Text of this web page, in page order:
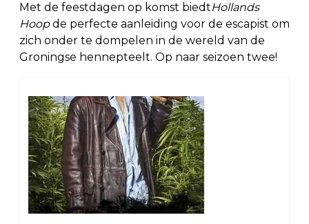
Met de feestdagen op komst biedtHollands
Hoopde perfecte aanleiding voor de escapist om
zich onder te dompelen in de wereld van de
Groningse hennepteelt. Op naar seizoen twee!